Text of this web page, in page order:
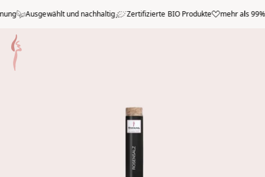
Ausgewählt und nachhaltig Zertifizierte BIO Produkte mehr als 99%